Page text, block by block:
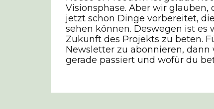
Visionsphase. Aber wir glauben,
jetzt schon Dinge vorbereitet,
sehen können. Deswegen ist es
Zukunft des Projekts zu beten.
Newsletter zu abonnieren,
gerade passiert und wofür du